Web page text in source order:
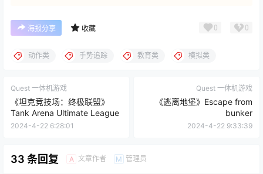
海报分享 收藏 0 0
动作类 手势追踪 教育类 模拟类
Quest 一体机游戏
《坦克竞技场：终极联盟》
Tank Arena Ultimate League
2024-4-22 6:28:01
Quest 一体机游戏
《逃离地堡》Escape from
bunker
2024-4-22 9:33:39
33 条回复 A 文章作者 M 管理员